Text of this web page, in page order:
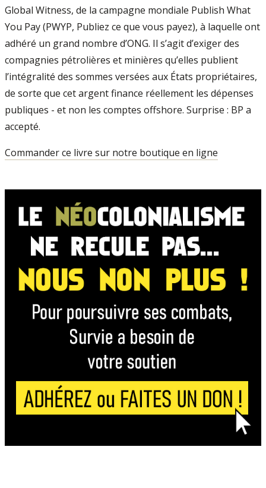
Global Witness, de la campagne mondiale Publish What
You Pay (PWYP, Publiez ce que vous payez), à laquelle ont
adhéré un grand nombre d’ONG. Il s’agit d’exiger des
compagnies pétrolières et minières qu’elles publient
l’intégralité des sommes versées aux États propriétaires,
de sorte que cet argent finance réellement les dépenses
publiques - et non les comptes offshore. Surprise : BP a
accepté.
Commander ce livre sur notre boutique en ligne